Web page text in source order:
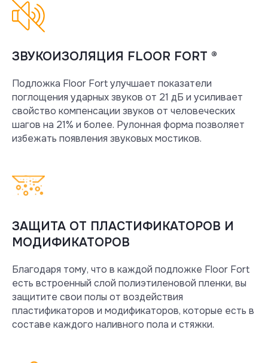
ЗВУКОИЗОЛЯЦИЯ FLOOR FORT ®
Подложка Floor Fort улучшает показатели
поглощения ударных звуков от 21 дБ и усиливает
свойство компенсации звуков от человеческих
шагов на 21% и более. Рулонная форма позволяет
избежать появления звуковых мостиков.
ЗАЩИТА ОТ ПЛАСТИФИКАТОРОВ И
МОДИФИКАТОРОВ
Благодаря тому, что в каждой подложке Floor Fort
есть встроенный слой полиэтиленовой пленки, вы
защитите свои полы от воздействия
пластификаторов и модификаторов, которые есть в
составе каждого наливного пола и стяжки.